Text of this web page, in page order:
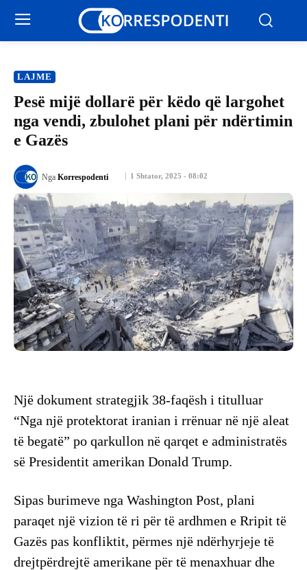
LAJME
Pesë mijë dollarë për këdo që largohet
nga vendi, zbulohet plani për ndërtimin
e Gazës
1 Shtator, 2025 - 08:02
Nga Korrespodenti
Një dokument strategjik 38-faqësh i titulluar
“Nga një protektorat iranian i rrënuar në një aleat
të begatë” po qarkullon në qarqet e administratës
së Presidentit amerikan Donald Trump.
Sipas burimeve nga Washington Post, plani
paraqet një vizion të ri për të ardhmen e Rripit të
Gazës pas konfliktit, përmes një ndërhyrjeje të
drejtpërdrejtë amerikane për të menaxhuar dhe